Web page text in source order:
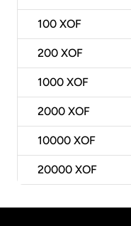
100 XOF
200 XOF
1000 XOF
2000 XOF
10000 XOF
20000 XOF